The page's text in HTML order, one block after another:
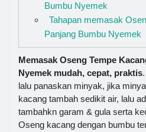
Bumbu Nyemek
Tahapan memasak
Panjang Bumbu Nyemek
Memasak Oseng Tempe
Nyemek mudah, cepat, praktis
lalu panaskan minyak, jika
kacang tambah sedikit air, lalu
tambahkn garam & gula serta
Oseng kacang dengan bumbu